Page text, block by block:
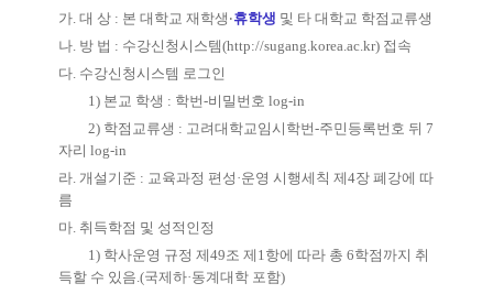
가 대 상 : 본 대학교 재학생 ‧휴학생 및 타 대학교 학점교류생
나 방 법 : 수강신청시스템(http://sugang.korea.ac.kr) 접속
다 수강신청시스템 로그인
1) 본교 학생 : 학번-비밀번호 log-in
2) 학점교류생 : 고려대학교임시학번-주민등록번호 뒤 7
자리 log-in
라 개설기준 : 교육과정 편성 ·운영 시행세칙 제4장 폐강에 따
름
마 취득학점 및 성적인정
1) 학사운영 규정 제49조 제 1 항에 따라 총 6학점까지 취
득할 수 있음 .(국제하·동계대학 포함)